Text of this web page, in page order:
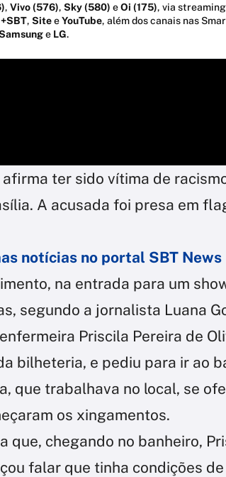
, Vivo (576), Sky (580) eOi (175), via streaming
+SBT, SiteeYouTube, além dos canais nas
e LG.
ter sido vítima de
A acusada foi presa em
notícias no portal SBT News
na entrada para um
segundo a jornalista Luana
Priscila Pereira de
bilheteria, e pediu para ir ao
que trabalhava no local, se
os xingamentos.
que, chegando no banheiro,
falar que tinha condições